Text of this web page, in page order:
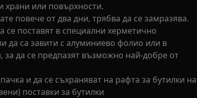
храни или повърхности.
повече от два дни, трябва да се замразява.
се поставят в специални херметично
да са завити с алуминиево фолио или в
за да се предпазят възможно най-добре от
и да се съхраняват на рафта за бутилки на
поставки за бутилки